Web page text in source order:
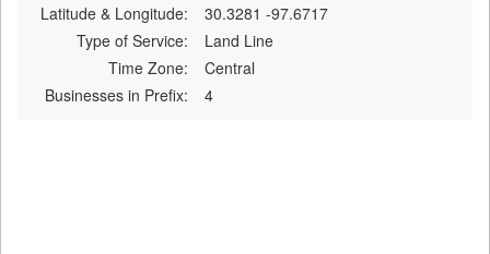
Latitude & Longitude:
30.3281 -97.6717
Type of Service:
Land Line
Time Zone:
Central
Businesses in Prefix:
4